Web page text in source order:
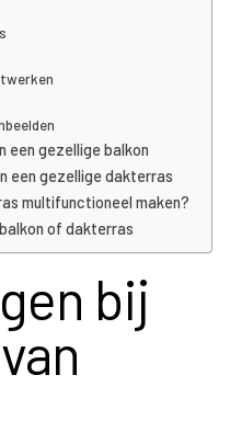
een gezellige balkon
een gezellige dakterras
multifunctioneel maken?
of dakterras
bij